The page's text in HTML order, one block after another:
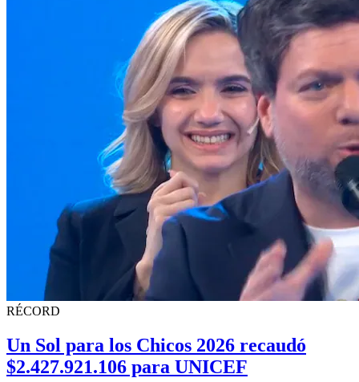
RÉCORD
Un Sol para los Chicos 2026 recaudó
$2.427.921.106 para UNICEF